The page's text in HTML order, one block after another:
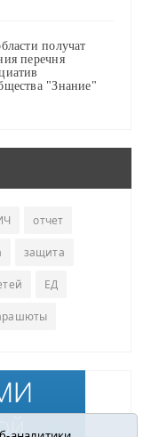
получат
перечня
"Знание"
отчет
защита
ЕД